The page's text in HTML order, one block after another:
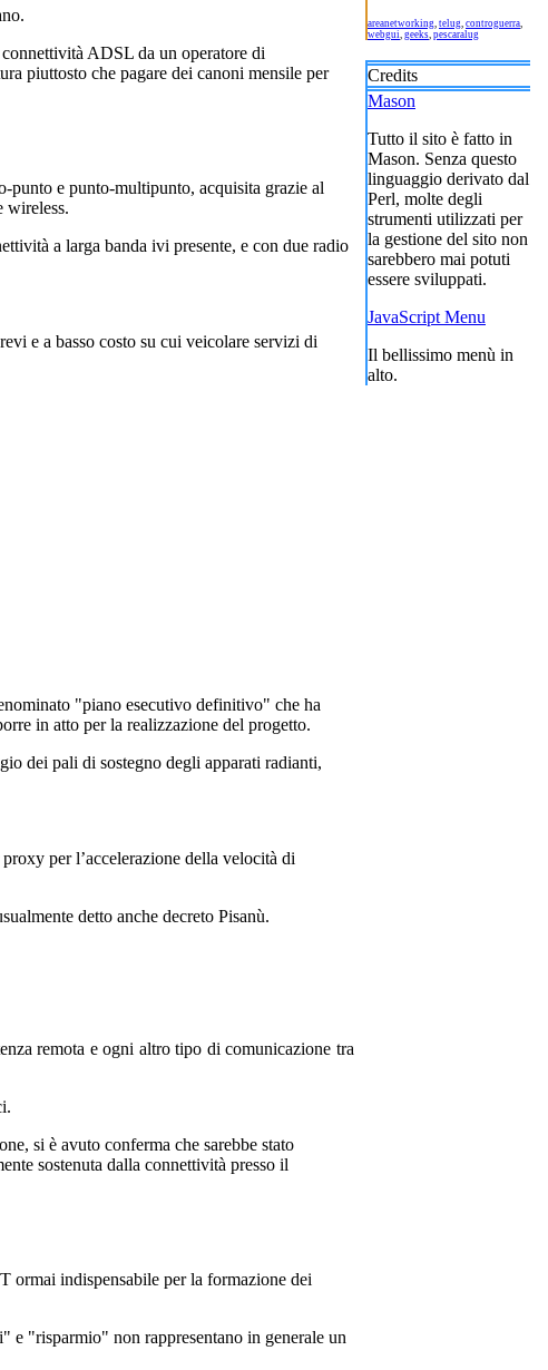
ADSL da un operatore di
piuttosto che pagare dei canoni mensile per
punto e punto-multipunto, acquisita grazie al
wireless.
a larga banda ivi presente, e con due radio
e a basso costo su cui veicolare servizi di
"piano esecutivo definitivo" che ha
in atto per la realizzazione del progetto.
dei pali di sostegno degli apparati radianti,
per l’accelerazione della velocità di
detto anche decreto Pisanù.
remota e ogni altro tipo di comunicazione tra
si è avuto conferma che sarebbe stato
sostenuta dalla connettività presso il
ormai indispensabile per la formazione dei
e "risparmio" non rappresentano in generale un
areanetworking, telug, controguerra,
webgui, geeks, pescaralug
Credits
Mason
Tutto il sito è fatto in
Mason. Senza questo
linguaggio derivato dal
Perl, molte degli
strumenti utilizzati per
la gestione del sito non
sarebbero mai potuti
essere sviluppati.
JavaScript Menu
Il bellissimo menù in
alto.